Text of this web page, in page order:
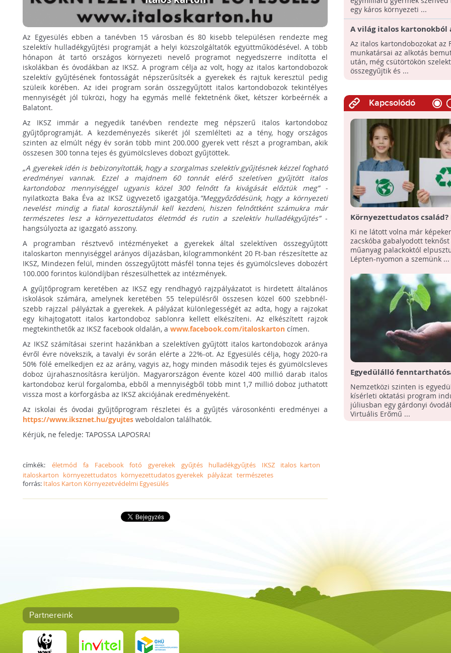
Az Egyesülés ebben a tanévben 15 városban és 80 kisebb településen rendezte meg
szelektív hulladékgyűjtési programját a helyi közszolgáltatók együttműködésével. A több
hónapon át tartó országos környezeti nevelő programot negyedszerre indította el
iskolákban és óvodákban az IKSZ. A program célja az volt, hogy az italos kartondobozok
szelektív gyűjtésének fontosságát népszerűsítsék a gyerekek és rajtuk keresztül pedig
szüleik körében. Az idei program során összegyűjtött italos kartondobozok tekintélyes
mennyiségét jól tükrözi, hogy ha egymás mellé fektetnénk őket, kétszer körbeérnék a
Balatont.
Az IKSZ immár a negyedik tanévben rendezte meg népszerű italos kartondoboz
gyűjtőprogramját. A kezdeményezés sikerét jól szemlélteti az a tény, hogy országos
szinten az elmúlt négy év során több mint 200.000 gyerek vett részt a programban, akik
összesen 300 tonna tejes és gyümölcsleves dobozt gyűjtöttek.
„A gyerekek idén is bebizonyították, hogy a szorgalmas szelektív gyűjtésnek kézzel fogható
eredményei vannak. Ezzel a majdnem 60 tonnát elérő szeletíven gyűjtött italos
kartondoboz mennyiséggel ugyanis közel 300 felnőtt fa kivágását előztük meg” -
nyilatkozta Baka Éva az IKSZ ügyvezető igazgatója.”Meggyőződésünk, hogy a környezeti
nevelést mindig a fiatal korosztálynál kell kezdeni, hiszen felnőttként számukra már
természetes lesz a környezettudatos életmód és rutin a szelektív hulladékgyűjtés”-
hangsúlyozta az igazgató asszony.
A programban résztvevő intézményeket a gyerekek által szelektíven összegyűjtött
italoskarton mennyiséggel arányos díjazásban, kilogrammonként 20 Ft-ban részesítette az
IKSZ, Mindezen felül, minden összegyűjtött másfél tonna tejes és gyümölcsleves dobozért
100.000 forintos különdíjban részesülhettek az intézmények.
A gyűjtőprogram keretében az IKSZ egy rendhagyó rajzpályázatot is hirdetett általános
iskolások számára, amelynek keretében 55 településről összesen közel 600 szebbnél-
szebb rajzzal pályáztak a gyerekek. A pályázat különlegességét az adta, hogy a rajzokat
egy kihajtogatott italos kartondoboz sablonra kellett elkészíteni. Az elkészített rajzok
megtekinthetők az IKSZ facebook oldalán, awww.facebook.com/italoskarton címen.
Az IKSZ számításai szerint hazánkban a szelektíven gyűjtött italos kartondobozok aránya
évről évre növekszik, a tavalyi év során elérte a 22%-ot. Az Egyesülés célja, hogy 2020-ra
50% fölé emelkedjen ez az arány, vagyis az, hogy minden második tejes és gyümölcsleves
doboz újrahasznosításra kerüljön. Magyarországon évente közel 400 millió darab italos
kartondoboz kerül forgalomba, ebből a mennyiségből több mint 1,7 millió doboz juthatott
vissza most a körforgásba az IKSZ akciójának eredményeként.
Az iskolai és óvodai gyűjtőprogram részletei és a gyűjtés városonkénti eredményei a
https://www.iksznet.hu/gyujtes weboldalon találhatók.
Kérjük, ne feledje: TAPOSSA LAPOSRA!
címkék:életmód fa Facebook fotó gyerekek gyűjtés hulladékgyűjtés IKSZ
italos karton
italoskarton környezettudatos környezettudatos gyerekek pályázat természetes
forrás: Italos Karton Környezetvédelmi Egyesülés
egy káros környezeti ...
A világ italos kartonokból
legnagyobb mozaikja
Budapesten
Az italos kartondobozokat az
munkatársai az alkotás
után, még csütörtökön
összegyűjtik és ...
Kapcsolódó
Környezettudatos család?
lehetetlen!
Ki ne látott volna már
zacskóba gabalyodott teknőst
műanyag palackoktól
Lépten-nyomon a szemünk ...
Egyedülálló
kísérleti program indult
magyar óvodában
Nemzetközi szinten is
kísérleti oktatási program
júliusban egy gárdonyi
Virtuális Erőmű ...
Partnereink